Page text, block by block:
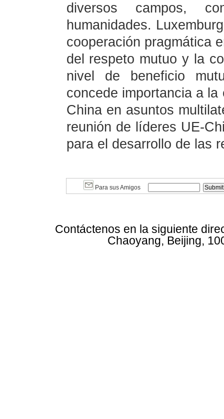
diversos campos,
humanidades.
cooperación pragmática
del respeto mutuo y la
nivel de beneficio
concede importancia a
China en asuntos
reunión de líderes UE-
para el desarrollo de las
Para sus Amigos
Contáctenos en la siguiente
Chaoyang, Beijing,